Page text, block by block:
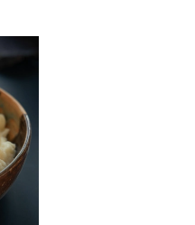
Flere bælgfrugter